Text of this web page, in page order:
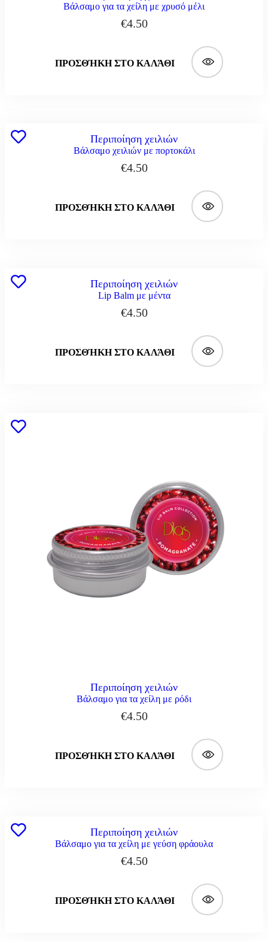
Βάλσαμο για τα χείλη με χρυσό μέλι
€4.50
ΠΡΟΣΘΉΚΗ ΣΤΟ ΚΑΛΆΘΙ
Περιποίηση χειλιών
Βάλσαμο χειλιών με πορτοκάλι
€4.50
ΠΡΟΣΘΉΚΗ ΣΤΟ ΚΑΛΆΘΙ
Περιποίηση χειλιών
Lip Balm με μέντα
€4.50
ΠΡΟΣΘΉΚΗ ΣΤΟ ΚΑΛΆΘΙ
Περιποίηση χειλιών
Βάλσαμο για τα χείλη με ρόδι
€4.50
ΠΡΟΣΘΉΚΗ ΣΤΟ ΚΑΛΆΘΙ
Περιποίηση χειλιών
Βάλσαμο για τα χείλη με γεύση φράουλα
€4.50
ΠΡΟΣΘΉΚΗ ΣΤΟ ΚΑΛΆΘΙ